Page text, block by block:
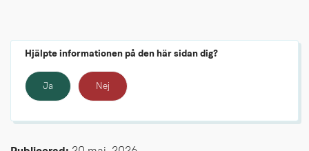
Hjälpte informationen på den här sidan dig?
Ja Nej